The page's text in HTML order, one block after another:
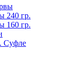
240 гр.
160 гр.
Суфле